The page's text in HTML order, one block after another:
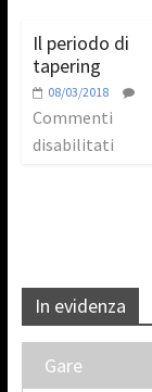
Il periodo di
tapering
08/03/2018
Commenti
disabilitati
In evidenza
Gare